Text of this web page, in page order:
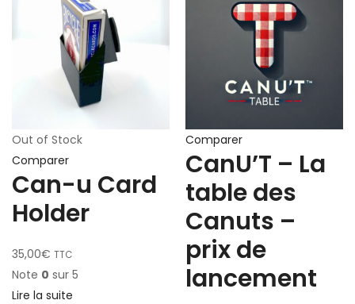
Out of Stock
Comparer
Can-u Card
Holder
35,00€ TTC
Note 0 sur 5
Lire la suite
Comparer
CanU’T – La
table des
Canuts –
prix de
lancement